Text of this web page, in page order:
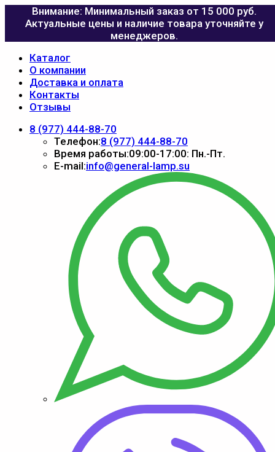
Внимание: Минимальный заказ от 15 000 руб.
Актуальные цены и наличие товара уточняйте у
менеджеров.
Каталог
О компании
Доставка и оплата
Контакты
Отзывы
8 (977) 444-88-70
Телефон:8 (977) 444-88-70
Время работы:09:00-17:00: Пн.-Пт.
E-mail:info@general-lamp.su